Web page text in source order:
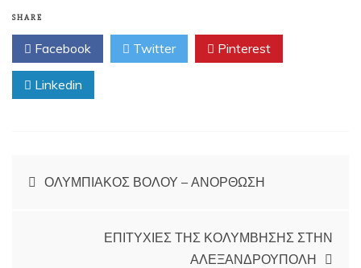
SHARE
Facebook Twitter Pinterest
Linkedin
άρθρωνΟΛΥΜΠΙΑΚΟΣ ΒΟΛΟΥ – ΑΝΟΡΘΩΣΗ
ΕΠΙΤΥΧΙΕΣ ΤΗΣ ΚΟΛΥΜΒΗΣΗΣ ΣΤΗΝ
ΑΛΕΞΑΝΔΡΟΥΠΟΛΗ